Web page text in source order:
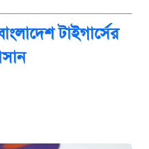
টাইগার্সের